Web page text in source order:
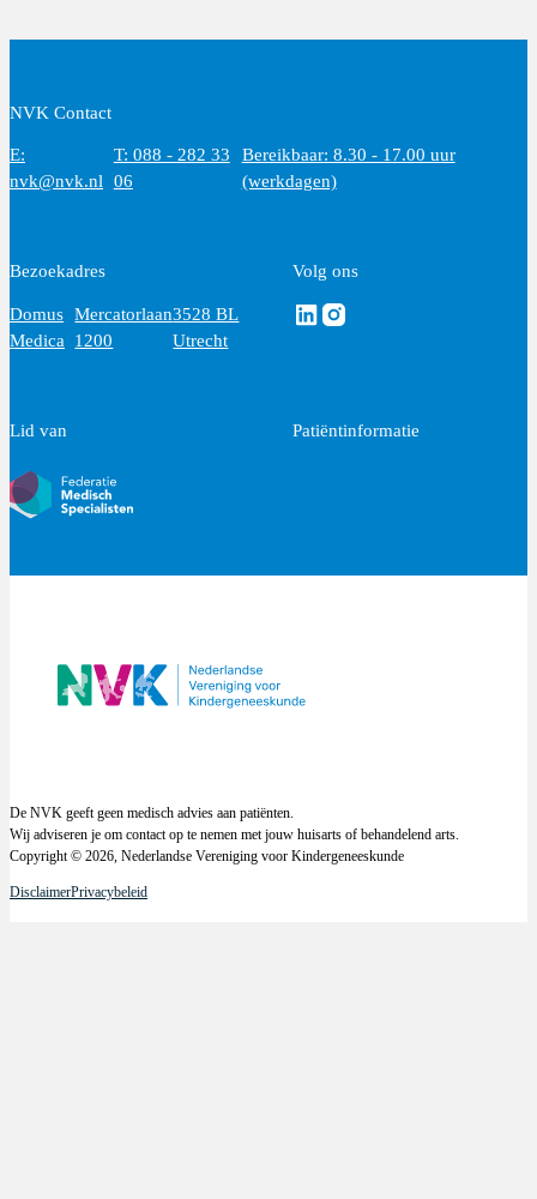
NVK Contact
E:
nvk@nvk.nl
T: 088 - 282 33
06
Bereikbaar: 8.30 - 17.00 uur
(werkdagen)
Bezoekadres
Domus
Medica
Mercatorlaan
1200
3528 BL
Utrecht
Volg ons
Volg ons via Linkedin
Volg ons via Instagram
Lid van Patiëntinformatie
De NVK geeft geen medisch advies aan patiënten.
Wij adviseren je om contact op te nemen met jouw huisarts of behandelend arts.
Copyright © 2026, Nederlandse Vereniging voor Kindergeneeskunde
DisclaimerPrivacybeleid